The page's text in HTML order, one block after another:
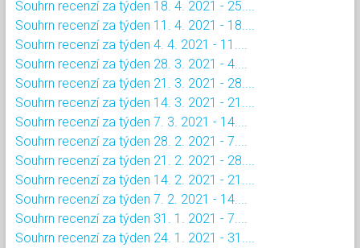
Souhrn recenzí za týden 18. 4. 2021 - 25....
Souhrn recenzí za týden 11. 4. 2021 - 18....
Souhrn recenzí za týden 4. 4. 2021 - 11....
Souhrn recenzí za týden 28. 3. 2021 - 4....
Souhrn recenzí za týden 21. 3. 2021 - 28....
Souhrn recenzí za týden 14. 3. 2021 - 21....
Souhrn recenzí za týden 7. 3. 2021 - 14....
Souhrn recenzí za týden 28. 2. 2021 - 7....
Souhrn recenzí za týden 21. 2. 2021 - 28....
Souhrn recenzí za týden 14. 2. 2021 - 21....
Souhrn recenzí za týden 7. 2. 2021 - 14....
Souhrn recenzí za týden 31. 1. 2021 - 7....
Souhrn recenzí za týden 24. 1. 2021 - 31....